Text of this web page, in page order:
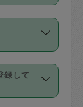
はご利
せ
頼料
りま
は有償
のキャ
の場合
細」に
１回あ
料理、
てで
、依頼
録して